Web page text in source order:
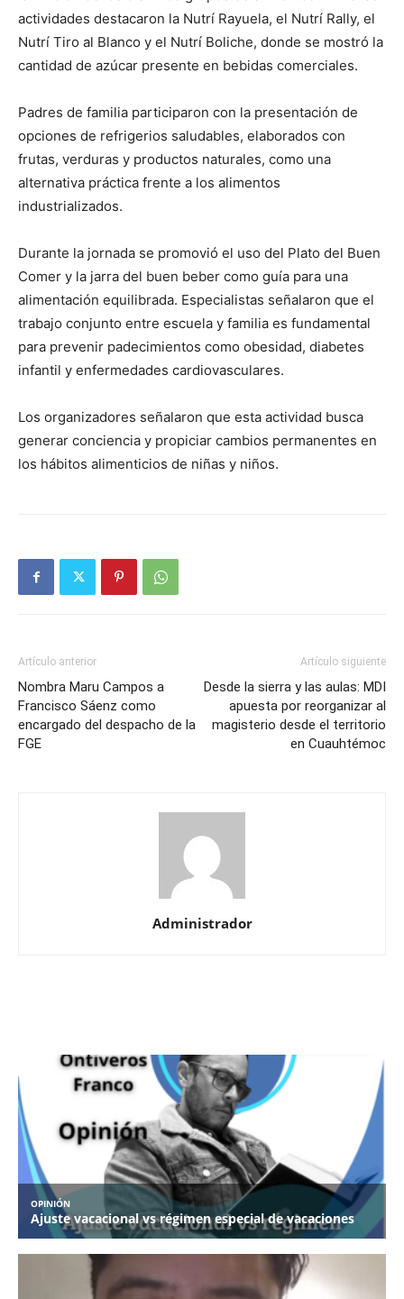
actividades destacaron la Nutrí Rayuela, el Nutrí Rally, el
Nutrí Tiro al Blanco y el Nutrí Boliche, donde se mostró la
cantidad de azúcar presente en bebidas comerciales.
Padres de familia participaron con la presentación de
opciones de refrigerios saludables, elaborados con
frutas, verduras y productos naturales, como una
alternativa práctica frente a los alimentos
industrializados.
Durante la jornada se promovió el uso del Plato del Buen
Comer y la jarra del buen beber como guía para una
alimentación equilibrada. Especialistas señalaron que el
trabajo conjunto entre escuela y familia es fundamental
para prevenir padecimientos como obesidad, diabetes
infantil y enfermedades cardiovasculares.
Los organizadores señalaron que esta actividad busca
generar conciencia y propiciar cambios permanentes en
los hábitos alimenticios de niñas y niños.
Artículo anterior
Nombra Maru Campos a
Francisco Sáenz como
encargado del despacho de la
FGE
Artículo siguiente
Desde la sierra y las aulas: MDI
apuesta por reorganizar al
magisterio desde el territorio
en Cuauhtémoc
Administrador